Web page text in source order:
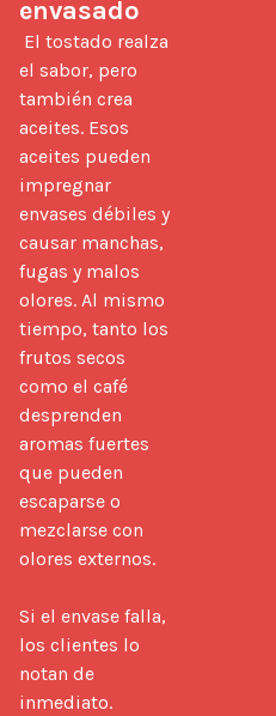
envasado
el sabor, pero
también crea
aceites. Esos
aceites pueden
impregnar
envases débiles y
causar manchas,
fugas y malos
olores. Al mismo
tiempo, tanto los
frutos secos
como el café
desprenden
aromas fuertes
que pueden
escaparse o
mezclarse con
olores externos.
Si el envase falla,
los clientes lo
notan de
inmediato.